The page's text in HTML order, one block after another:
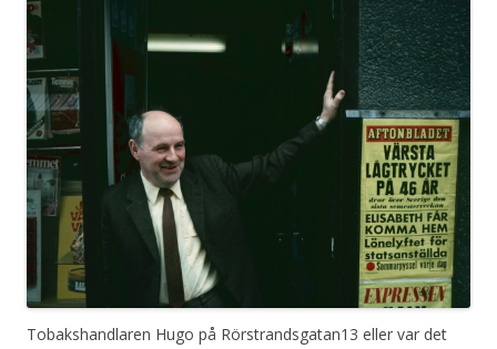
Tobakshandlaren Hugo på Rörstrandsgatan13 eller var det